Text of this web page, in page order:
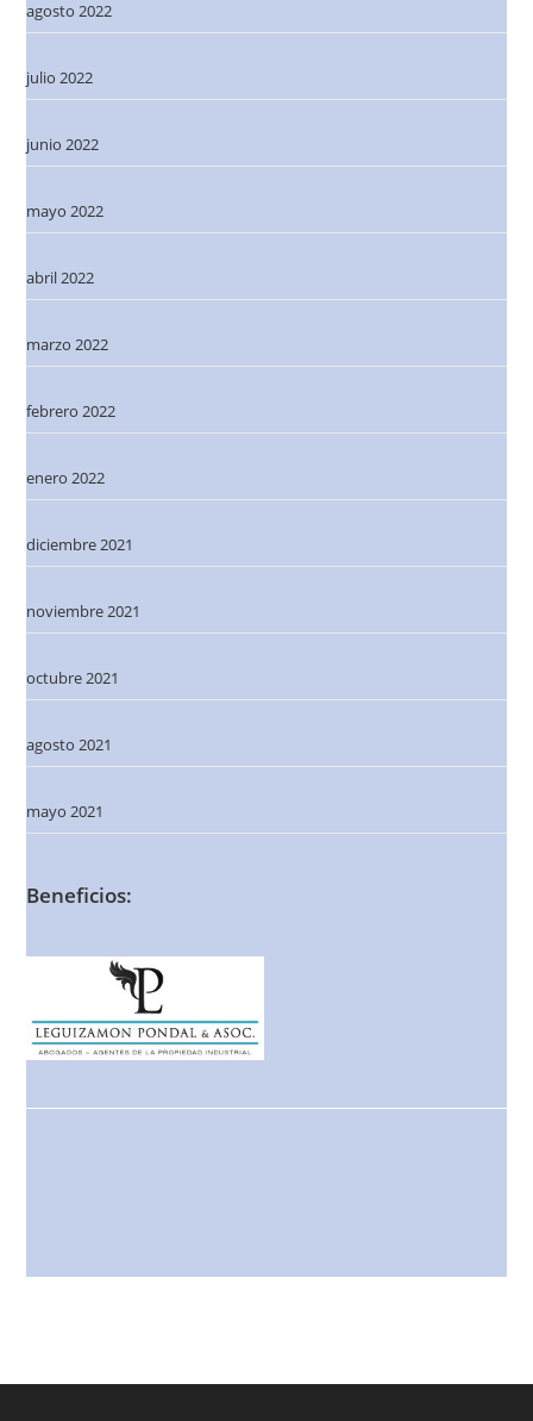
agosto 2022
julio 2022
junio 2022
mayo 2022
abril 2022
marzo 2022
febrero 2022
enero 2022
diciembre 2021
noviembre 2021
octubre 2021
agosto 2021
mayo 2021
Beneficios: